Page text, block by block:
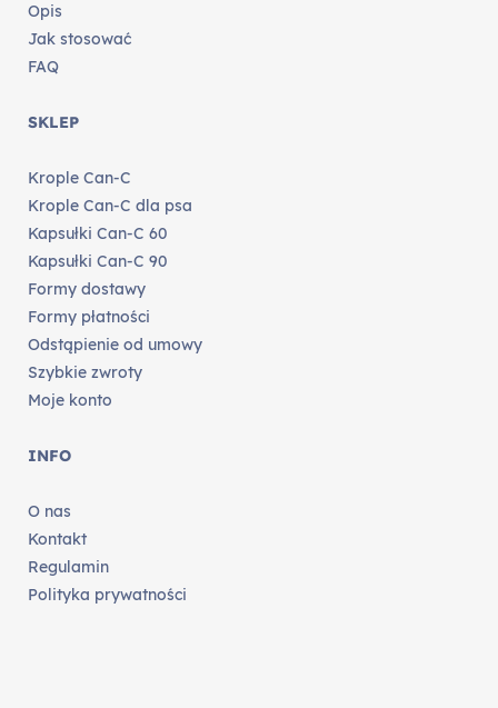
Opis
Jak stosować
FAQ
SKLEP
Krople Can-C
Krople Can-C dla psa
Kapsułki Can-C 60
Kapsułki Can-C 90
Formy dostawy
Formy płatności
Odstąpienie od umowy
Szybkie zwroty
Moje konto
INFO
O nas
Kontakt
Regulamin
Polityka prywatności